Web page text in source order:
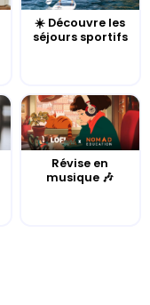
☀️ Découvre les
séjours sportifs
Révise en
musique 🎶